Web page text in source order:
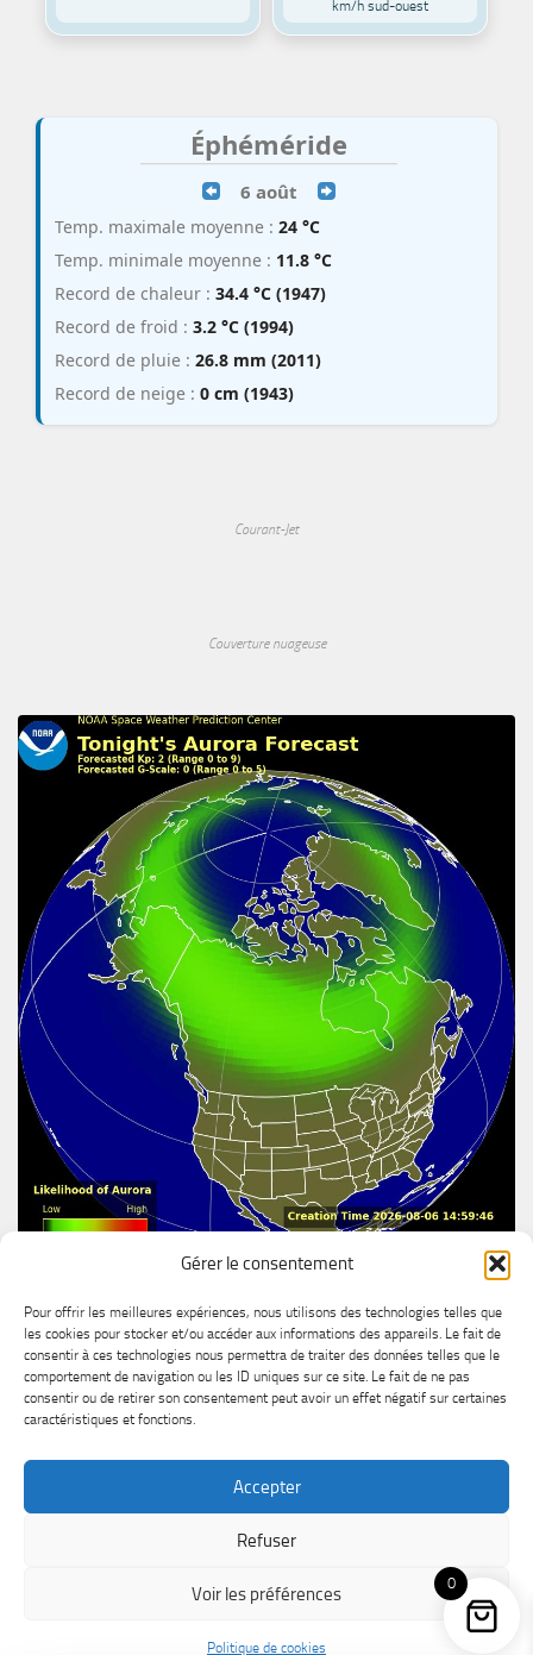
Gérer le consentement
Pour offrir les meilleures expériences, nous utilisons des technologies telles que
les cookies pour stocker et/ou accéder aux informations des appareils. Le fait de
consentir à ces technologies nous permettra de traiter des données telles que le
comportement de navigation ou les ID uniques sur ce site. Le fait de ne pas
consentir ou de retirer son consentement peut avoir un effet négatif sur certaines
caractéristiques et fonctions.
Accepter
Refuser
Voir les préférences
Politique de cookies
km/h sud-ouest
Éphéméride
6 août
Temp. maximale moyenne : 24 °C
Temp. minimale moyenne : 11.8 °C
Record de chaleur : 34.4 °C (1947)
Record de froid : 3.2 °C (1994)
Record de pluie : 26.8 mm (2011)
Record de neige : 0 cm (1943)
Courant-Jet
Couverture nuageuse
0